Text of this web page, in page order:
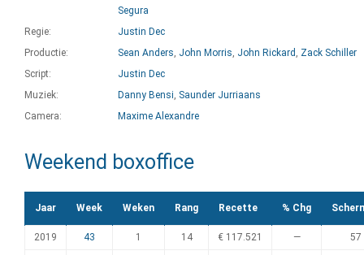
Segura
Regie:
Justin Dec
Productie:
Sean Anders, John Morris, John Rickard , Zack Schiller
Script:
Justin Dec
Muziek:
Danny Bensi, Saunder Jurriaans
Camera:
Maxime Alexandre
Weekend boxoffice
Jaar Week Weken Rang Recette % Chg
2019 43 1 14 € 117.521 — 57